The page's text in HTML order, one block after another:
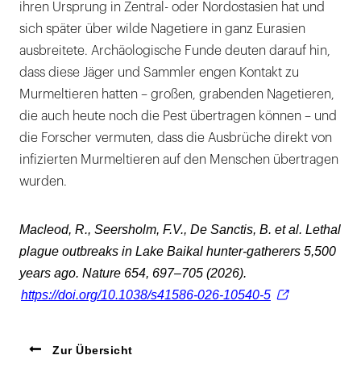
ihren Ursprung in Zentral- oder Nordostasien hat und
sich später über wilde Nagetiere in ganz Eurasien
ausbreitete. Archäologische Funde deuten darauf hin,
dass diese Jäger und Sammler engen Kontakt zu
Murmeltieren hatten – großen, grabenden Nagetieren,
die auch heute noch die Pest übertragen können – und
die Forscher vermuten, dass die Ausbrüche direkt von
infizierten Murmeltieren auf den Menschen übertragen
wurden.
Macleod, R., Seersholm, F.V., De Sanctis, B. et al. Lethal
plague outbreaks in Lake Baikal hunter-gatherers 5,500
years ago. Nature 654, 697–705 (2026).
https://doi.org/10.1038/s41586-026-10540-5
Zur Übersicht